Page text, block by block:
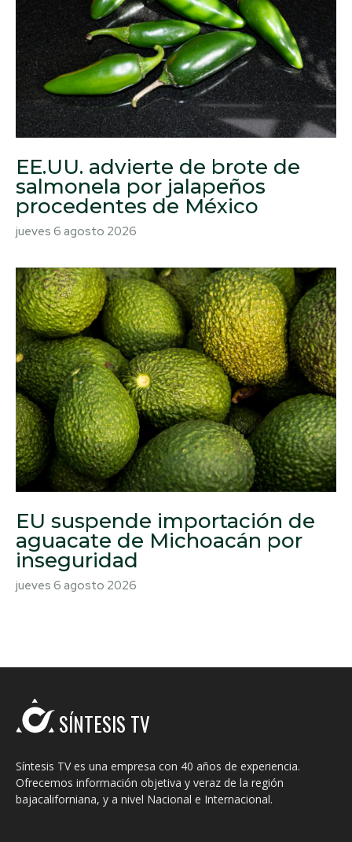
EE.UU. advierte de brote de
salmonela por jalapeños
procedentes de México
jueves 6 agosto 2026
EU suspende importación de
aguacate de Michoacán por
inseguridad
jueves 6 agosto 2026
SÍNTESIS TV
Síntesis TV es una empresa con 40 años de experiencia.
Ofrecemos información objetiva y veraz de la región
bajacaliforniana, y a nivel Nacional e Internacional.